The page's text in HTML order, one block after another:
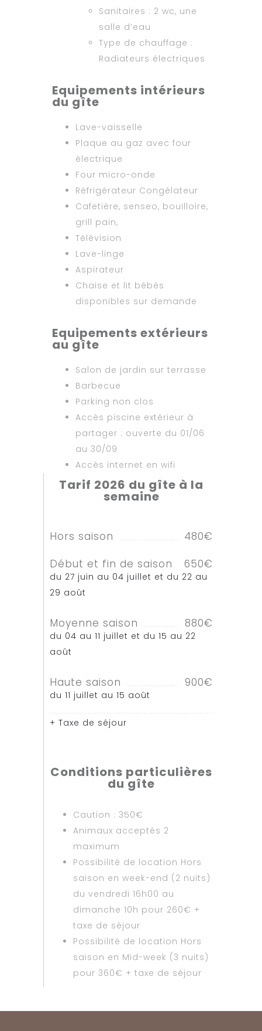
Sanitaires : 2 wc, une
salle d’eau
Type de chauffage :
Radiateurs électriques
Equipements intérieurs
du gîte
Lave-vaisselle
Plaque au gaz avec four
électrique
Four micro-onde
Réfrigérateur Congélateur
Cafetière, senseo, bouilloire,
grill pain,
Télévision
Lave-linge
Aspirateur
Chaise et lit bébés
disponibles sur demande
Equipements extérieurs
au gîte
Salon de jardin sur terrasse
Barbecue
Parking non clos
Accès piscine extérieur à
partager : ouverte du 01/06
au 30/09
Accès internet en wifi
Tarif 2026 du gîte à la
semaine
Hors saison
480€
Début et fin de saison
650€
du 27 juin au 04 juillet et du 22 au
29 août
Moyenne saison 880€
du 04 au 11 juillet et du 15 au 22
août
Haute saison 900€
du 11 juillet au 15 août
+ Taxe de séjour
Conditions particulières
du gîte
Caution : 350€
Animaux acceptés 2
maximum
Possibilité de location Hors
saison en week-end (2 nuits)
du vendredi 16h00 au
dimanche 10h pour 260€ +
taxe de séjour
Possibilité de location Hors
saison en Mid-week (3 nuits)
pour 360€ + taxe de séjour